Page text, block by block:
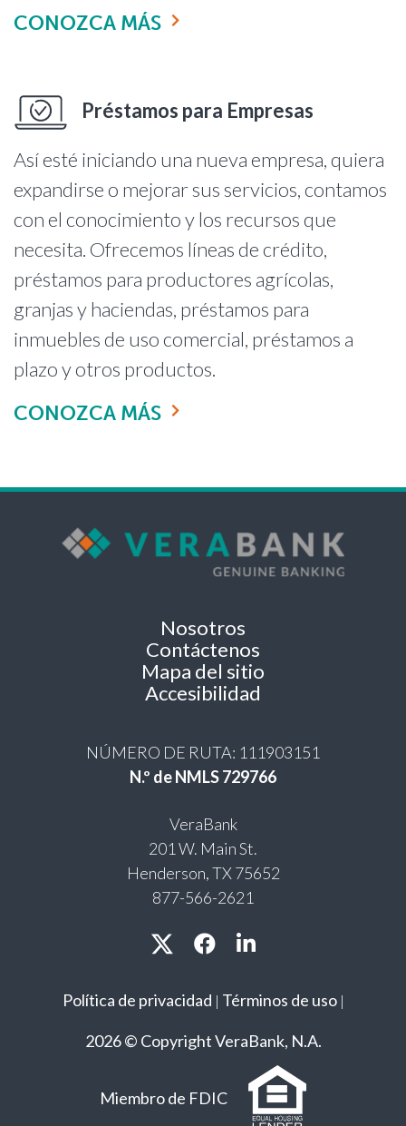
CONOZCA MÁS
Préstamos para Empresas
Así esté iniciando una nueva empresa, quiera
expandirse o mejorar sus servicios, contamos
con el conocimiento y los recursos que
necesita. Ofrecemos líneas de crédito,
préstamos para productores agrícolas,
granjas y haciendas, préstamos para
inmuebles de uso comercial, préstamos a
plazo y otros productos.
CONOZCA MÁS
Nosotros
Contáctenos
Mapa del sitio
Accesibilidad
NÚMERO DE RUTA: 111903151
N.º de NMLS 729766
VeraBank
201 W. Main St.
Henderson, TX 75652
877-566-2621
Política de privacidad | Términos de uso|
2026 © Copyright VeraBank, N.A.
Miembro de FDIC